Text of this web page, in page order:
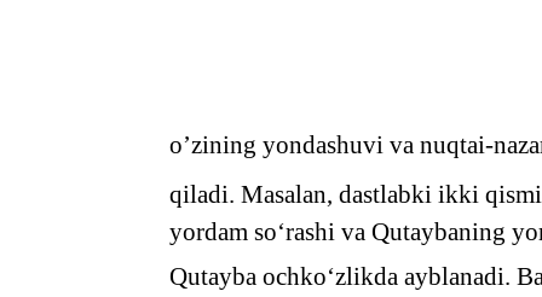
o’zining yondashuvi va nuqtai-
qiladi. Masalan, dastlabki ikki
yordam so‘rashi va Qutaybaning
Qutayba ochko‘zlikda ayblanadi.